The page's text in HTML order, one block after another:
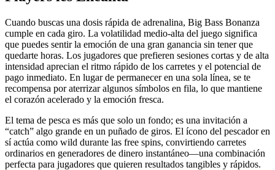
Cuando buscas una dosis rápida de adrenalina, Big Bass Bonanza
cumple en cada giro. La volatilidad medio‑alta del juego significa
que puedes sentir la emoción de una gran ganancia sin tener que
quedarte horas. Los jugadores que prefieren sesiones cortas y de alta
intensidad aprecian el ritmo rápido de los carretes y el potencial de
pago inmediato. En lugar de permanecer en una sola línea, se te
recompensa por aterrizar algunos símbolos en fila, lo que mantiene
el corazón acelerado y la emoción fresca.
El tema de pesca es más que solo un fondo; es una invitación a
“catch” algo grande en un puñado de giros. El ícono del pescador en
sí actúa como wild durante las free spins, convirtiendo carretes
ordinarios en generadores de dinero instantáneo—una combinación
perfecta para jugadores que quieren resultados tangibles y rápidos.